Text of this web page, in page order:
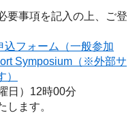
要事項を記入の上、ご登
込フォーム（一般参加
Symposium（※外部サ
日）12時00分
ます。